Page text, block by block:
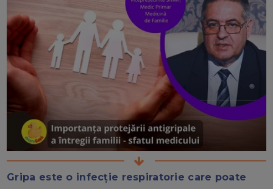
Gripa este o infecție respiratorie care poate